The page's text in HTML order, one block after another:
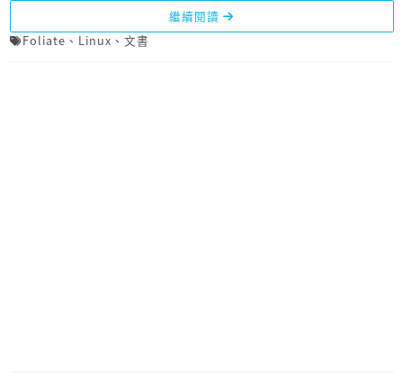
繼續閱讀
Foliate 、 Linux 、 文書